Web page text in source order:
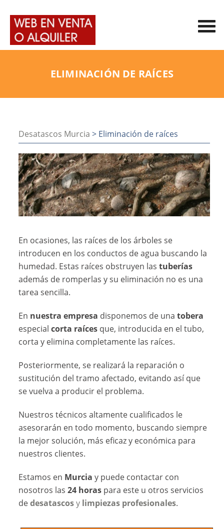
ELIMINACIÓN DE RAÍCES
Desatascos Murcia > Eliminación de raíces
En ocasiones, las raíces de los árboles se
introducen en los conductos de agua buscando la
humedad. Estas raíces obstruyen lastuberías
además de romperlas y su eliminación no es una
tarea sencilla.
En nuestra empresa disponemos de unatobera
especialcorta raíces que, introducida en el tubo,
corta y elimina completamente las raíces.
Posteriormente, se realizará la reparación o
sustitución del tramo afectado, evitando así que
se vuelva a producir el problema.
Nuestros técnicos altamente cualificados le
asesorarán en todo momento, buscando siempre
la mejor solución, más eficaz y económica para
nuestros clientes.
Estamos en Murciay puede contactar con
nosotros las24 horas para este u otros servicios
dedesatascosy limpiezas profesionales.